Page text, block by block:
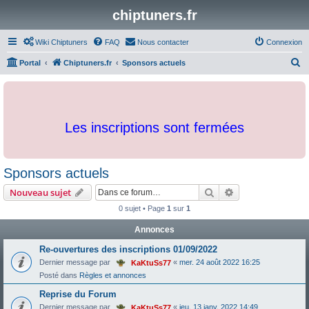
chiptuners.fr
Wiki Chiptuners FAQ Nous contacter Connexion
Portal Chiptuners.fr Sponsors actuels
c
Les inscriptions sont fermées
Sponsors actuels
Nouveau sujet Rechercher
0 sujet • Page 1 sur 1
Annonces
Re-ouvertures des inscriptions 01/09/2022
Dernier message par KaKtuSs77 « mer. 24 août 2022 16:25
Posté dans Règles et annonces
Reprise du Forum
Dernier message par « jeu. 13 janv. 2022 14:49